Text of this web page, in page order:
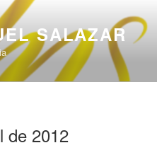
SALAZAR
de 2012